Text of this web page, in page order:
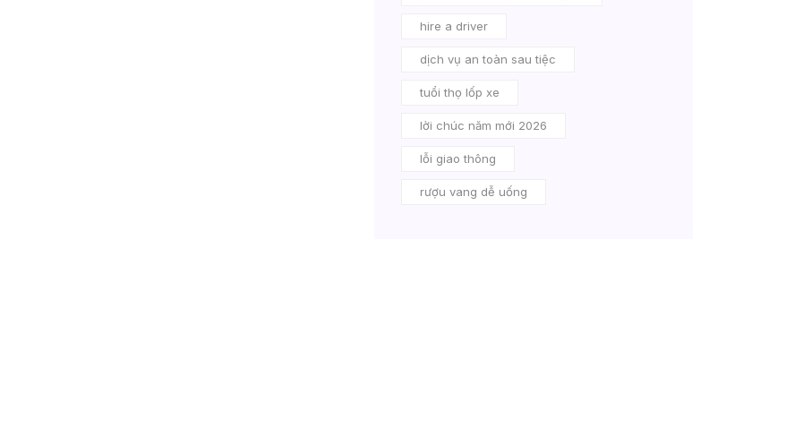
hire a driver
dịch vụ an toàn sau tiệc
tuổi thọ lốp xe
lời chúc năm mới 2026
lỗi giao thông
rượu vang dễ uống